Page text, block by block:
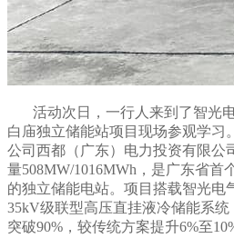
活动次日，一行人来到了智光
白庙独立储能站项目现场参观学习
公司西都（广东）电力投资有限公
量508MW/1016MWh，是广东省首
的独立储能电站。项目搭载智光电
35kV级联型高压直挂液冷储能系
突破90%，较传统方案提升6%至